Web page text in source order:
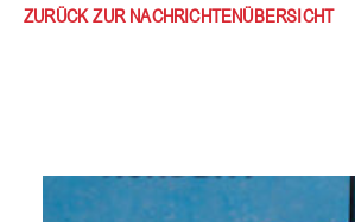
ZURÜCK ZUR NACHRICHTENÜBERSICHT